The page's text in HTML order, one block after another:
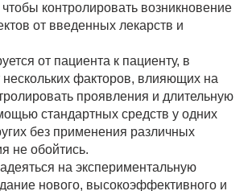
контролировать возникновение
от введенных лекарств и
от пациента к пациенту, в
нескольких факторов, влияющих на
проявления и длительную
стандартных средств у одних
без применения различных
не обойтись.
на экспериментальную
нового, высокоэффективного и